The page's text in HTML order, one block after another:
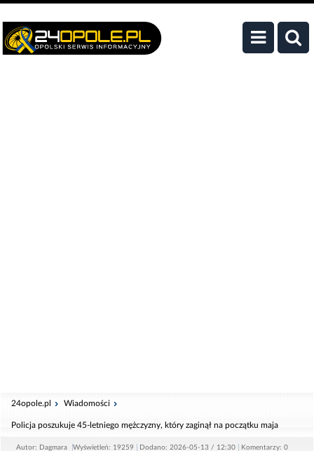
24opole.pl Wiadomości
Policja poszukuje 45-letniego mężczyzny, który zaginął na początku maja
Autor: Dagmara Wyświetleń: 19259 Dodano: 2026-05-13 / 12:30 Komentarzy: 0